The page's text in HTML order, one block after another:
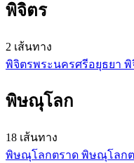
พิจิตร
2 เส้นทาง
พิจิตรพระนครศรีอยุธยา พิ
พิษณุโลก
18 เส้นทาง
พิษณุโลกตราด พิษณุโลก